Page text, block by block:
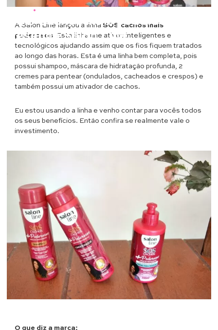
•
SOS Cachos mais poderosos
Resenha Salon Line
A Salon Line lançou a linha SOS cachos mais
poderosos . Esta linha une ativos inteligentes e
tecnológicos ajudando assim que os fios fiquem tratados
ao longo das horas. Esta é uma linha bem completa, pois
possui shampoo, máscara de hidratação profunda, 2
cremes para pentear (ondulados, cacheados e crespos) e
também possui um ativador de cachos.
Eu estou usando a linha e venho contar para vocês todos
os seus benefícios. Então confira se realmente vale o
investimento.
O que diz a marca: